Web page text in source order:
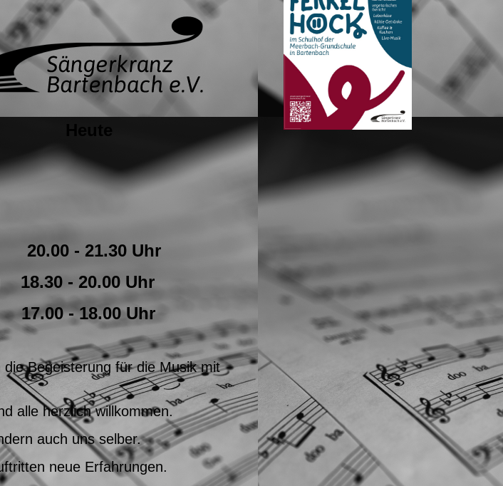
Heute
- 21.30 Uhr
- 20.00 Uhr
- 18.00 Uhr
Begeisterung für die Musik mit
alle herzlich willkommen.
auch uns selber.
neue Erfahrungen.